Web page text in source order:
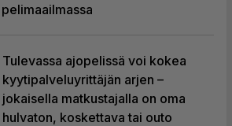
pelimaailmassa
Tulevassa ajopelissä voi kokea
kyytipalveluyrittäjän arjen –
jokaisella matkustajalla on oma
hulvaton, koskettava tai outo